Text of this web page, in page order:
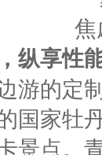
，纵享性
游的定
国家牡
景点。